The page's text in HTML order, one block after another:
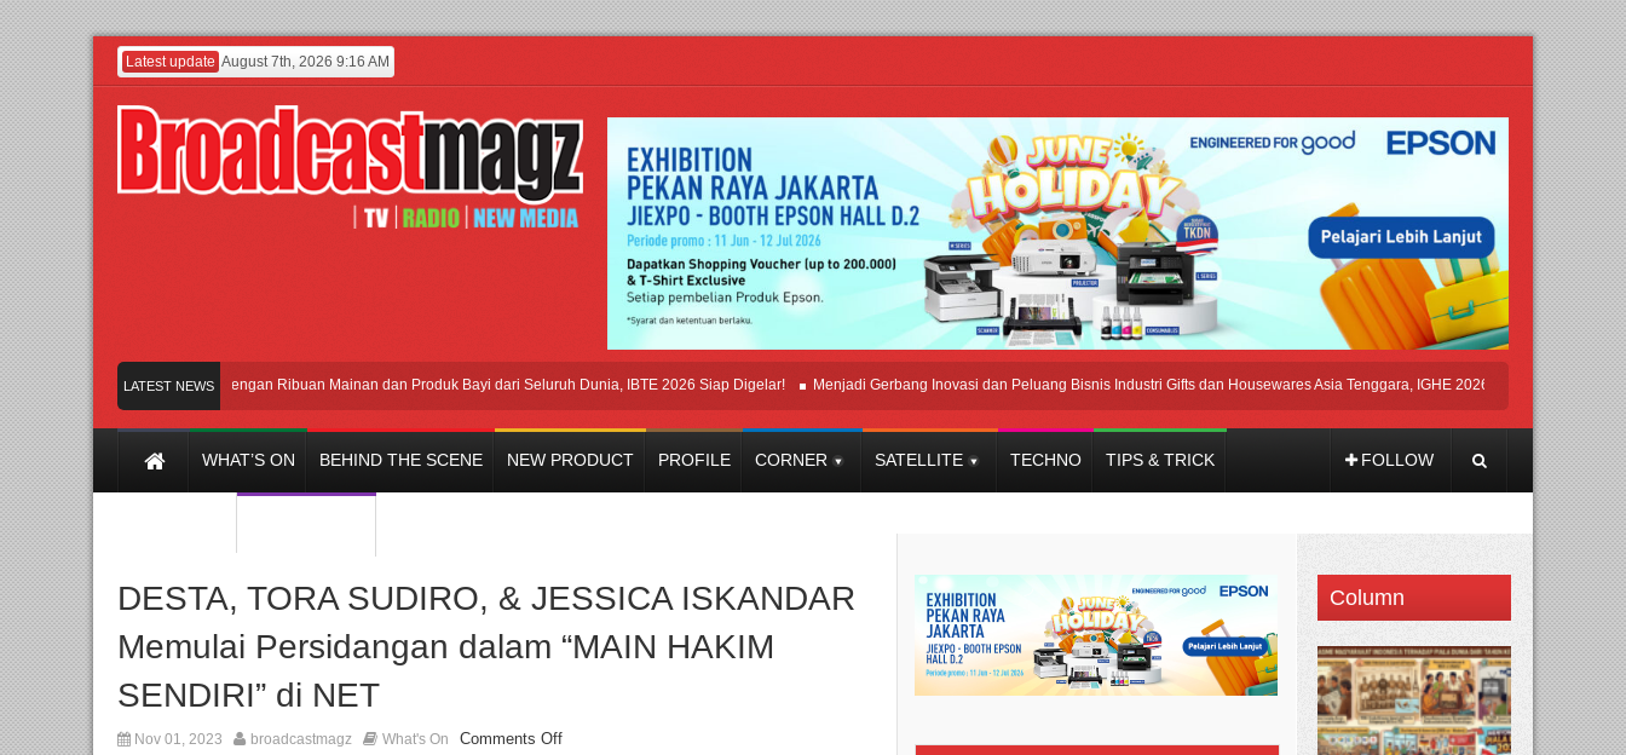
Latest update August 7th, 2026 9:16 AM
LATEST NEWS
Meramaikan Jakarta dengan Ribuan Mainan dan Produk Bayi dari Seluruh Dunia, IBTE 2026 Siap Digelar! Menjadi Gerbang Inovasi dan Peluang Bisnis Industri Gifts dan Housewares Asia Tenggara, IGHE 2026 Kembali Digelar di Jakarta
WHAT’S ON BEHIND THE SCENE NEW PRODUCT PROFILE CORNER SATELLITE TECHNO TIPS & TRICK FOLLOW
DESTA, TORA SUDIRO, & JESSICA ISKANDAR
Memulai Persidangan dalam “MAIN HAKIM
SENDIRI” di NET
Nov 01, 2023 broadcastmagz What's On Comments Off
Column